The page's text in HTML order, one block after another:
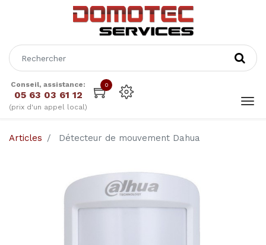
Conseil, assistance:
05 63 03 61 12
(prix d'un appel local)
0
Articles Détecteur de mouvement Dahua